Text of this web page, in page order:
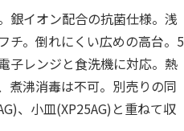
銀イオン配合の抗菌仕様。浅
チ。倒れにくい広めの高台。5
子レンジと食洗機に対応。熱
煮沸消毒は不可。別売りの同
、小皿(XP25AG)と重ねて収